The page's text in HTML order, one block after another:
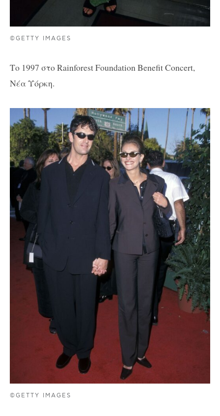
©GETTY IMAGES
Το 1997 στο Rainforest Foundation Benefit Concert,
Νέα Υόρκη.
©GETTY IMAGES